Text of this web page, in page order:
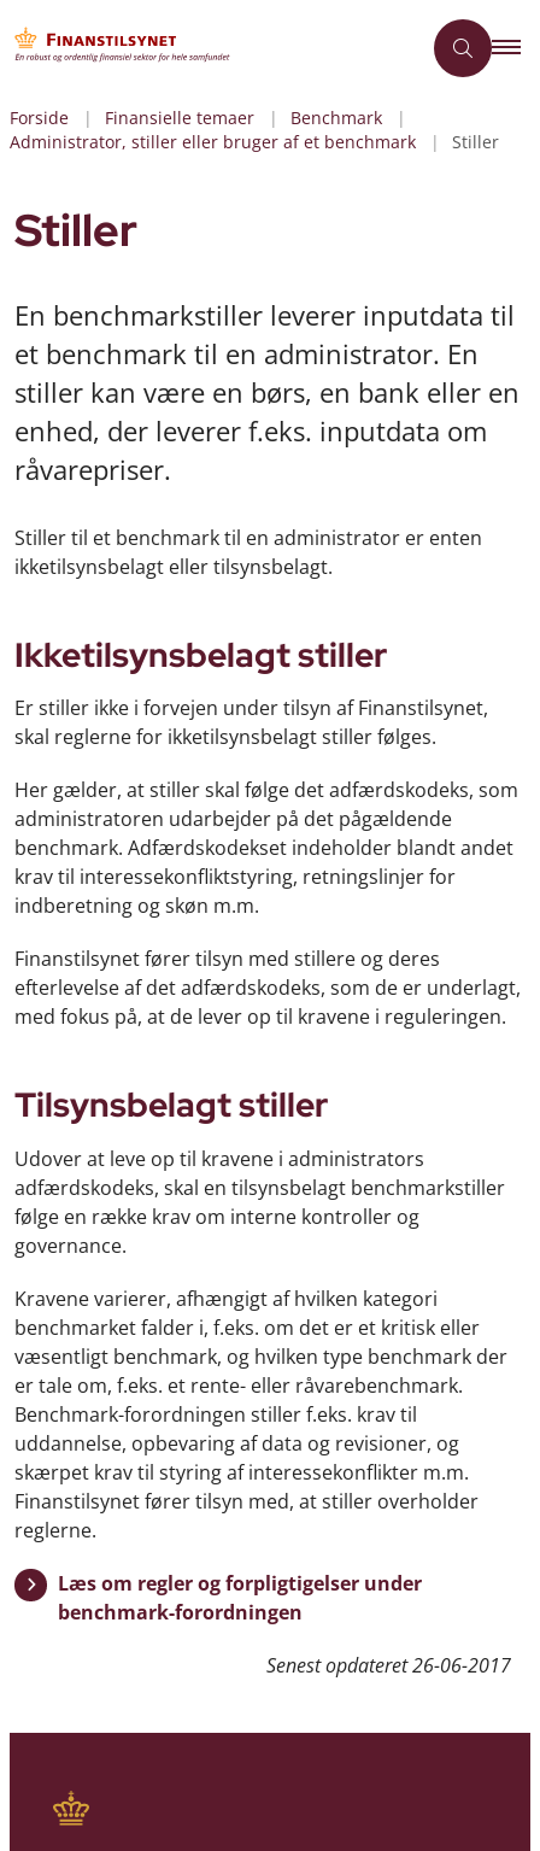
Forside Finansielle temaer
Benchmark
Administrator, stiller eller bruger af et benchmark
Stiller
Stiller
En benchmarkstiller leverer inputdata til
et benchmark til en administrator. En
stiller kan være en børs, en bank eller en
enhed, der leverer f.eks. inputdata om
råvarepriser.
Stiller til et benchmark til en administrator er enten
ikketilsynsbelagt eller tilsynsbelagt.
Ikketilsynsbelagt stiller
Er stiller ikke i forvejen under tilsyn af Finanstilsynet,
skal reglerne for ikketilsynsbelagt stiller følges.
Her gælder, at stiller skal følge det adfærdskodeks, som
administratoren udarbejder på det pågældende
benchmark. Adfærdskodekset indeholder blandt andet
krav til interessekonfliktstyring, retningslinjer for
indberetning og skøn m.m.
Finanstilsynet fører tilsyn med stillere og deres
efterlevelse af det adfærdskodeks, som de er underlagt,
med fokus på, at de lever op til kravene i reguleringen.
Tilsynsbelagt stiller
Udover at leve op til kravene i administrators
adfærdskodeks, skal en tilsynsbelagt benchmarkstiller
følge en række krav om interne kontroller og
governance.
Kravene varierer, afhængigt af hvilken kategori
benchmarket falder i, f.eks. om det er et kritisk eller
væsentligt benchmark, og hvilken type benchmark der
er tale om, f.eks. et rente- eller råvarebenchmark.
Benchmark-forordningen stiller f.eks. krav til
uddannelse, opbevaring af data og revisioner, og
skærpet krav til styring af interessekonflikter m.m.
Finanstilsynet fører tilsyn med, at stiller overholder
reglerne.
Læs om regler og forpligtigelser under
benchmark-forordningen
Senest opdateret26-06-2017